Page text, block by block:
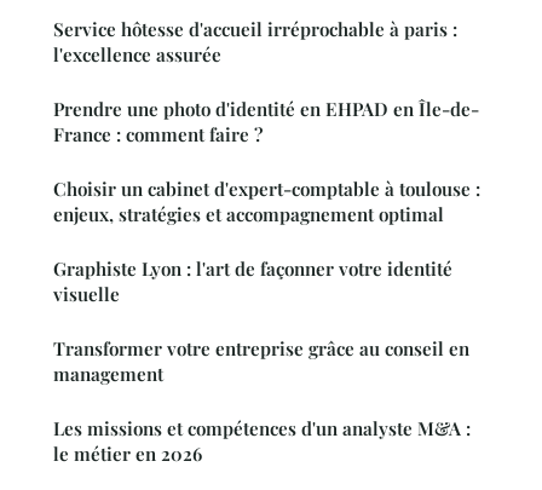
Service hôtesse d'accueil irréprochable à paris :
l'excellence assurée
Prendre une photo d'identité en EHPAD en Île-de-
France : comment faire ?
Choisir un cabinet d'expert-comptable à toulouse :
enjeux, stratégies et accompagnement optimal
Graphiste Lyon : l'art de façonner votre identité
visuelle
Transformer votre entreprise grâce au conseil en
management
Les missions et compétences d'un analyste M&A :
le métier en 2026